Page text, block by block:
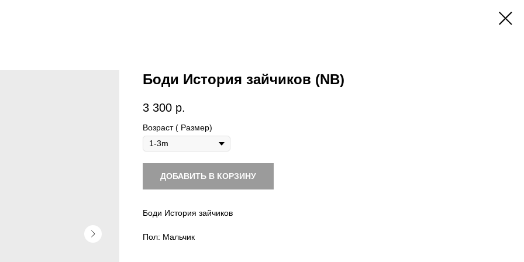
Боди История зайчиков (NB)
3 300 р.
Возраст ( Размер)
ДОБАВИТЬ В КОРЗИНУ
Боди История зайчиков
Пол: Мальчик